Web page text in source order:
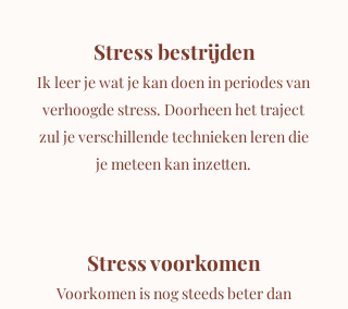
Stress bestrijden
Ik leer je wat je kan doen in periodes van
verhoogde stress. Doorheen het traject
zul je verschillende technieken leren die
je meteen kan inzetten.
Stress voorkomen
Voorkomen is nog steeds beter dan